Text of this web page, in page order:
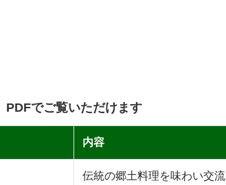
PDFでご覧いただけます
内容
伝統の郷土料理を味わい交流